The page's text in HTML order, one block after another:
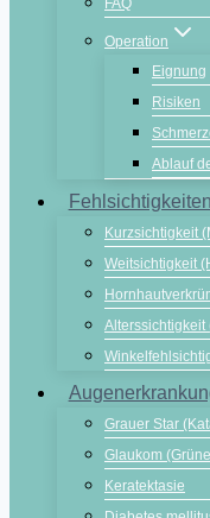
FAQ
Operation
Eignung
Risiken
Ablauf
Fehlsichtigkeiten
Kurzsichtigkeit
Weitsichtigkeit
Alterssichtigkeit
Grauer Star
Glaukom
Keratektasie